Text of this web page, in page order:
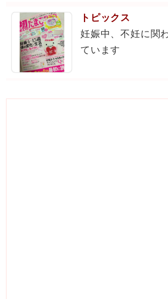
トピックス
妊娠中、不妊に関
ています